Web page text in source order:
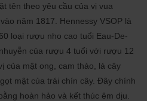
tên theo yêu cầu của vị vua
năm 1817. Hennessy VSOP là
loại rượu nho cao tuổi Eau-De-
của rượu 4 tuổi với rượu 12
của mật ong, cam thảo, lá cây
mật của trái chín cây. Đây chính
hoàn hảo và kết thúc êm dịu.